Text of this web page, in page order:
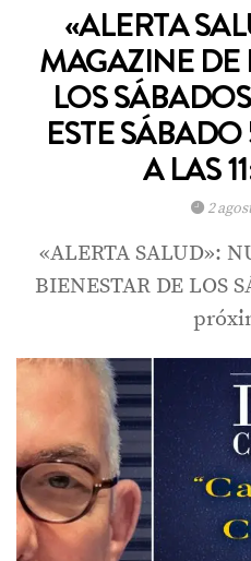
«ALERTA
MAGAZINE DE
LOS
ESTE
A LAS
2
«ALERTA SALUD»:
BIENESTAR DE LOS